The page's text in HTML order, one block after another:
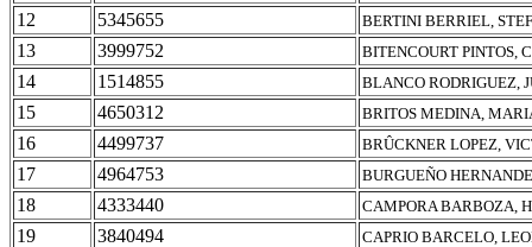
12 5345655 BERTINI BERRIEL,
13 3999752 BITENCOURT PINTOS,
14 1514855 BLANCO RODRIGUEZ,
15 4650312 BRITOS MEDINA,
16 4499737 BRÛCKNER LOPEZ,
17 4964753 BURGUEÑO
18 4333440 CAMPORA BARBOZA,
19 3840494 CAPRIO BARCELO,